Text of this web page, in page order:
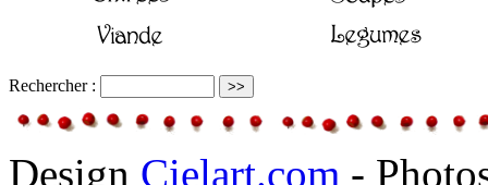
Rechercher :
Design Cielart.com -